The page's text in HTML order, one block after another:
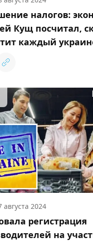
налогов:
Кущ посчитал,
каждый
августа 2024
регистрация
на